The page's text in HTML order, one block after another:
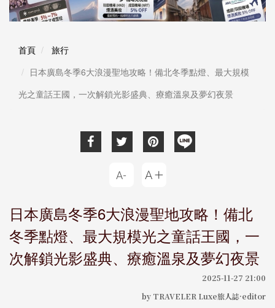
首頁
旅行
日本廣島冬季6大浪漫聖地攻略！備北冬季點燈、最大規模
光之童話王國，一次解鎖光影盛典、療癒溫泉及夢幻夜景
日本廣島冬季6大浪漫聖地攻略！備北
冬季點燈、最大規模光之童話王國，一
次解鎖光影盛典、療癒溫泉及夢幻夜景
2025-11-27 21:00
by TRAVELER Luxe旅人誌·editor